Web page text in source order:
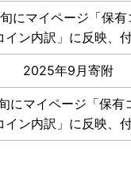
にマイページ「保
イン内訳」に反映、
2025年9月寄附
にマイページ「保有
イン内訳」に反映、